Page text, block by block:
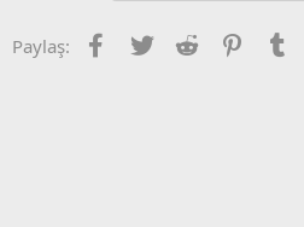
Paylaş: Facebook
Twitter Reddit